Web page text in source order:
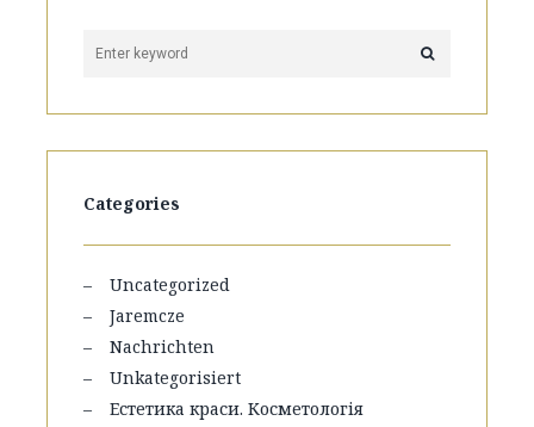
Categories
Uncategorized
Jaremcze
Nachrichten
Unkategorisiert
Естетика краси. Косметологія